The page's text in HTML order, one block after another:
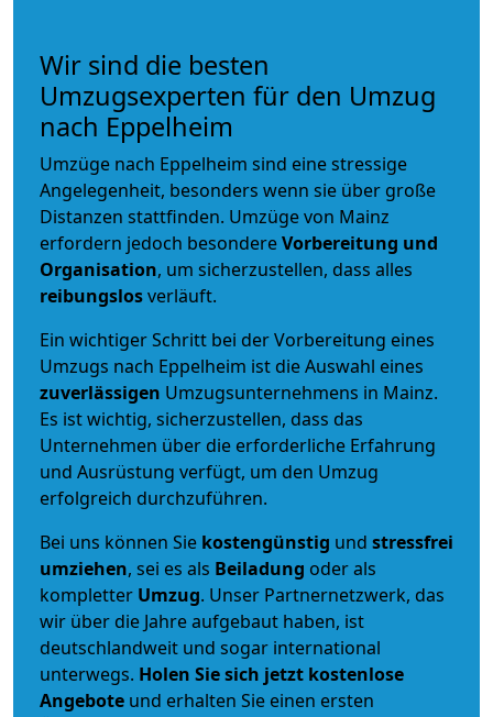
Wir sind die besten
Umzugsexperten für den Umzug
nach Eppelheim
Umzüge nach Eppelheim sind eine stressige
Angelegenheit, besonders wenn sie über große
Distanzen stattfinden. Umzüge von Mainz
erfordern jedoch besondereVorbereitung und
Organisation, um sicherzustellen, dass alles
reibungslosverläuft.
Ein wichtiger Schritt bei der Vorbereitung eines
Umzugs nach Eppelheim ist die Auswahl eines
zuverlässigen Umzugsunternehmens in Mainz.
Es ist wichtig, sicherzustellen, dass das
Unternehmen über die erforderliche Erfahrung
und Ausrüstung verfügt, um den Umzug
erfolgreich durchzuführen.
Bei uns können Sie kostengünstig und stressfrei
umziehen, sei es als Beiladung oder als
kompletter Umzug. Unser Partnernetzwerk, das
wir über die Jahre aufgebaut haben, ist
deutschlandweit und sogar international
unterwegs. Holen Sie sich jetzt kostenlose
Angebote und erhalten Sie einen ersten